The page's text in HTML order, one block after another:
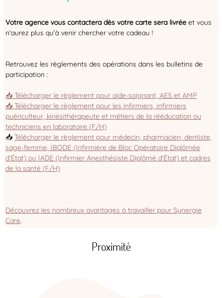
Votre agence vous contactera dès votre carte sera livrée et vous
n'aurez plus qu'à venir chercher votre cadeau !
Retrouvez les règlements des opérations dans les bulletins de
participation :
📥 Télécharger le règlement pour aide-soignant, AES et AMP
📥 Télécharger le règlement pour les infirmiers, infirmiers
puériculteur, kinésithérapeute et métiers de la rééducation ou
techniciens en laboratoire (F/H)
📥Télécharger le règlement pour médecin, pharmacien, dentiste,
sage-femme, IBODE (Infirmière de Bloc Opératoire Diplômée
d'État) ou IADE (Infirmier Anesthésiste Diplômé d'État) et cadres
de la santé (F/H)
Découvrez les nombreux avantages à travailler pour Synergie
Care.
Proximité